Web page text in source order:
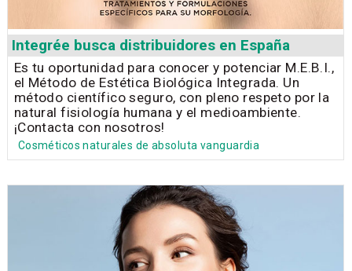
Integrée busca distribuidores en España
Es tu oportunidad para conocer y potenciar M.E.B.I.,
el Método de Estética Biológica Integrada. Un
método científico seguro, con pleno respeto por la
natural fisiología humana y el medioambiente.
¡Contacta con nosotros!
Cosméticos naturales de absoluta vanguardia